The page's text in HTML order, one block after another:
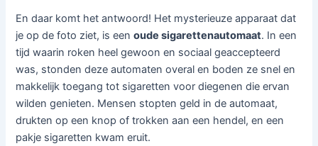
En daar komt het antwoord! Het mysterieuze apparaat dat
je op de foto ziet, is eenoude sigarettenautomaat. In een
tijd waarin roken heel gewoon en sociaal geaccepteerd
was, stonden deze automaten overal en boden ze snel en
makkelijk toegang tot sigaretten voor diegenen die ervan
wilden genieten. Mensen stopten geld in de automaat,
drukten op een knop of trokken aan een hendel, en een
pakje sigaretten kwam eruit.